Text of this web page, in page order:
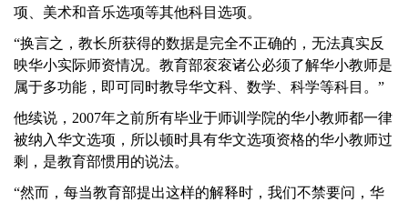
项、美术和音乐选项等其他科目选项。
“换言之，教长所获得的数据是完全不正确的，无法真实反
映华小实际师资情况。教育部衮衮诸公必须了解华小教师是
属于多功能，即可同时教导华文科、数学、科学等科目。”
他续说，2007年之前所有毕业于师训学院的华小教师都一律
被纳入华文选项，所以顿时具有华文选项资格的华小教师过
剩，是教育部惯用的说法。
“然而，每当教育部提出这样的解释时，我们不禁要问，华